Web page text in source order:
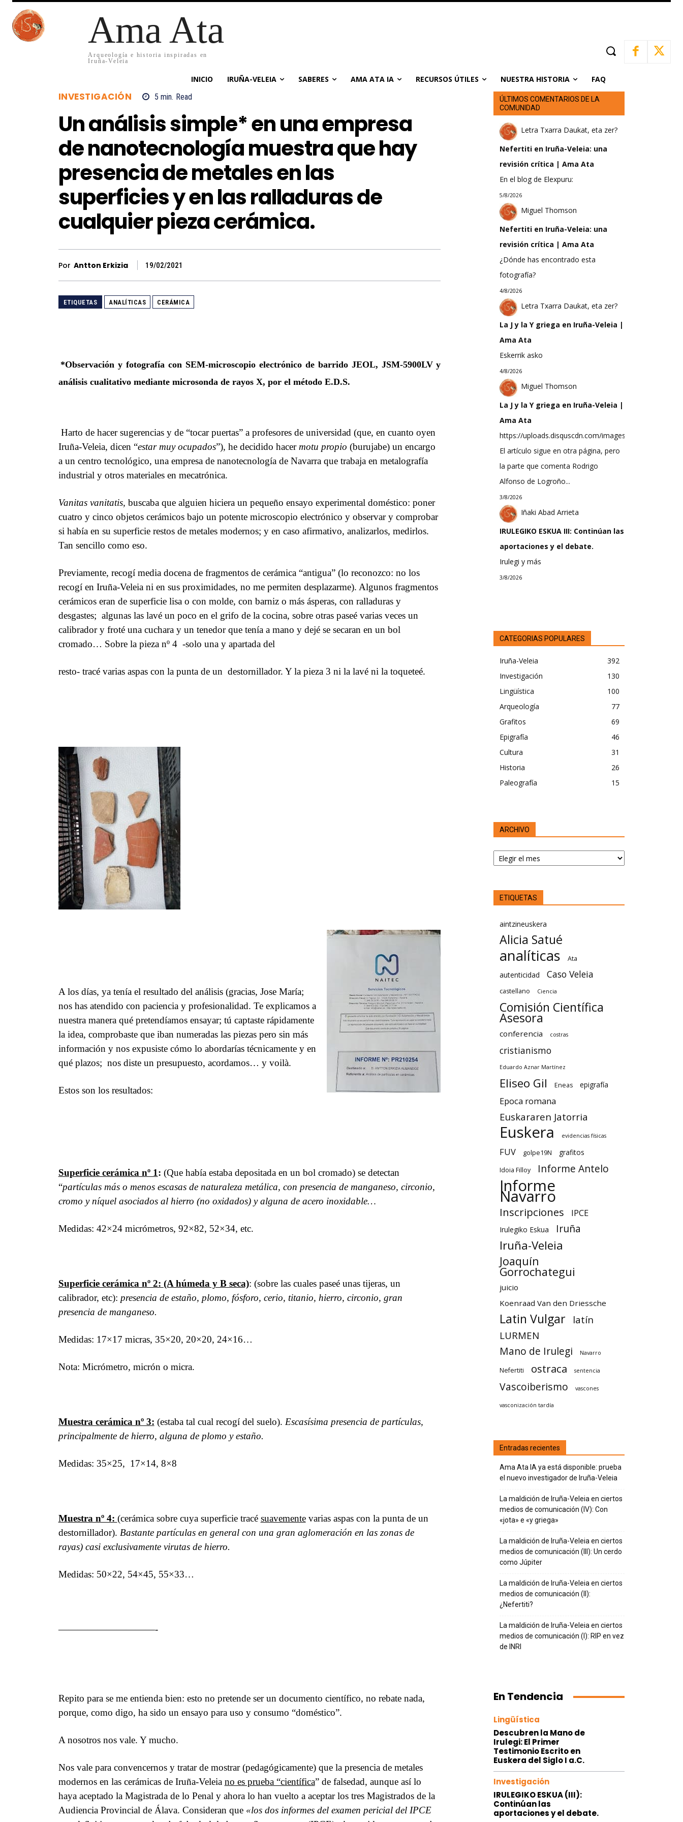
Ama Ata
Arqueología e historia inspiradas en
Iruña-Veleia
INICIO IRUÑA-VELEIA SABERES AMA ATA IA RECURSOS ÚTILES NUESTRA HISTORIA FAQ
INVESTIGACIÓN 5 min. Read
Un análisis simple* en una empresa
de nanotecnología muestra que hay
presencia de metales en las
superficies y en las ralladuras de
cualquier pieza cerámica.
Por Antton Erkizia 19/02/2021
ETIQUETAS ANALÍTICAS CERÁMICA
*Observación y fotografía con SEM-microscopio electrónico de barrido JEOL, JSM-5900LV y
análisis cualitativo mediante microsonda de rayos X, por el método E.D.S.
Harto de hacer sugerencias y de “tocar puertas” a profesores de universidad (que, en cuanto oyen
Iruña-Veleia, dicen “estar muy ocupados”), he decidido hacermotu propio (burujabe) un encargo
a un centro tecnológico, una empresa de nanotecnología de Navarra que trabaja en metalografía
industrial y otros materiales en mecatrónica.
Vanitas vanitatis, buscaba que alguien hiciera un pequeño ensayo experimental doméstico: poner
cuatro y cinco objetos cerámicos bajo un potente microscopio electrónico y observar y comprobar
si había en su superficie restos de metales modernos; y en caso afirmativo, analizarlos, medirlos.
Tan sencillo como eso.
Previamente, recogí media docena de fragmentos de cerámica “antigua” (lo reconozco: no los
recogí en Iruña-Veleia ni en sus proximidades, no me permiten desplazarme). Algunos fragmentos
cerámicos eran de superficie lisa o con molde, con barniz o más ásperas, con ralladuras y
desgastes; algunas las lavé un poco en el grifo de la cocina, sobre otras paseé varias veces un
calibrador y froté una cuchara y un tenedor que tenía a mano y dejé se secaran en un bol
cromado… Sobre la pieza nº 4 -solo una y apartada del
resto- tracé varias aspas con la punta de un destornillador. Y la pieza 3 ni la lavé ni la toqueteé.
A los días, ya tenía el resultado del análisis (gracias, Jose María;
nos has atendido con paciencia y profesionalidad. Te explicamos a
nuestra manera qué pretendíamos ensayar; tú captaste rápidamente
la idea, comprobaste que iban numeradas las piezas pero sin más
información y nos expusiste cómo lo abordarías técnicamente y en
qué plazos; nos diste un presupuesto, acordamos… y voilà.
Estos son los resultados:
Superficie cerámica nº 1: (Que había estaba depositada en un bol cromado) se detectan
“partículas más o menos escasas de naturaleza metálica, con presencia de manganeso, circonio,
cromo y níquel asociados al hierro (no oxidados) y alguna de acero inoxidable…
Medidas: 42×24 micrómetros, 92×82, 52×34, etc.
Superficie cerámica nº 2: (A húmeda y B seca): (sobre las cuales paseé unas tijeras, un
calibrador, etc): presencia de estaño, plomo, fósforo, cerio, titanio, hierro, circonio, gran
presencia de manganeso.
Medidas: 17×17 micras, 35×20, 20×20, 24×16…
Nota: Micrómetro, micrón o micra.
Muestra cerámica nº 3: (estaba tal cual recogí del suelo). Escasísima presencia de partículas,
principalmente de hierro, alguna de plomo y estaño.
Medidas: 35×25, 17×14, 8×8
Muestra nº 4: (cerámica sobre cuya superficie tracé suavementevarias aspas con la punta de un
destornillador). Bastante partículas en general con una gran aglomeración en las zonas de
rayas) casi exclusivamente virutas de hierro.
Medidas: 50×22, 54×45, 55×33…
——————————-
Repito para se me entienda bien: esto no pretende ser un documento científico, no rebate nada,
porque, como digo, ha sido un ensayo para uso y consumo “doméstico”.
A nosotros nos vale. Y mucho.
Nos vale para convencernos y tratar de mostrar (pedagógicamente) que la presencia de metales
modernos en las cerámicas de Iruña-Veleia no es prueba “científica” de falsedad, aunque así lo
haya aceptado la Magistrada de lo Penal y ahora lo han vuelto a aceptar los tres Magistrados de la
Audiencia Provincial de Álava. Consideran que «los dos informes del examen pericial del IPCE
ÚLTIMOS COMENTARIOS DE LA
COMUNIDAD
Letra Txarra Daukat, eta zer?
Nefertiti en Iruña-Veleia: una
revisión crítica | Ama Ata
En el blog de Elexpuru:
5/8/2026
Miguel Thomson
Nefertiti en Iruña-Veleia: una
revisión crítica | Ama Ata
¿Dónde has encontrado esta
fotografía?
4/8/2026
Letra Txarra Daukat, eta zer?
La J y la Y griega en Iruña-Veleia |
Ama Ata
Eskerrik asko
4/8/2026
Miguel Thomson
La J y la Y griega en Iruña-Veleia |
Ama Ata
https://uploads.disquscdn.com/images/
El artículo sigue en otra página, pero
la parte que comenta Rodrigo
Alfonso de Logroño...
3/8/2026
Iñaki Abad Arrieta
IRULEGIKO ESKUA III: Continúan las
aportaciones y el debate.
Irulegi y más
3/8/2026
CATEGORIAS POPULARES
Iruña-Veleia
392
Investigación
130
Lingüística
100
Arqueología
77
Grafitos
69
Epigrafía
46
Cultura
31
Historia
26
Paleografía
15
ARCHIVO
ARCHIVO
ETIQUETAS
aintzineuskera
Alicia Satué
analíticas Ata
autenticidad Caso Veleia
castellano Ciencia
Comisión Científica
Asesora
conferencia costras
cristianismo
Eduardo Aznar Martínez
Eliseo Gil Eneas epigrafía
Epoca romana
Euskararen Jatorria
Euskera evidencias físicas
FUV golpe19N grafitos
Idoia Filloy Informe Antelo
Informe
Navarro
Inscripciones IPCE
Irulegiko Eskua Iruña
Iruña-Veleia
Joaquín
Gorrochategui
juicio
Koenraad Van den Driessche
Latin Vulgar
latín
LURMEN
Mano de Irulegi Navarro
Nefertiti ostraca sentencia
Vascoiberismo vascones
vasconización tardía
Entradas recientes
Ama Ata IA ya está disponible: prueba
el nuevo investigador de Iruña-Veleia
La maldición de Iruña-Veleia en ciertos
medios de comunicación (IV): Con
«jota» e «y griega»
La maldición de Iruña-Veleia en ciertos
medios de comunicación (III): Un cerdo
como Júpiter
La maldición de Iruña-Veleia en ciertos
medios de comunicación (II):
¿Nefertiti?
La maldición de Iruña-Veleia en ciertos
medios de comunicación (I): RIP en vez
de INRI
En Tendencia
Lingüística
Descubren la Mano de
Irulegi: El Primer
Testimonio Escrito en
Euskera del Siglo I a.C.
Investigación
IRULEGIKO ESKUA (III):
Continúan las
aportaciones y el debate.